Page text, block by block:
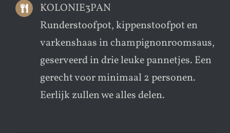
KOLONIE3PAN
Runderstoofpot, kippenstoofpot en
varkenshaas in champignonroomsaus,
geserveerd in drie leuke pannetjes. Een
gerecht voor minimaal 2 personen.
Eerlijk zullen we alles delen.